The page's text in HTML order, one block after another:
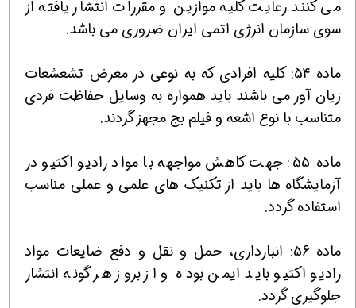
می كنند رعایت كلیه موازین و مقررات انتشار یافته از
سوی سازمان انرژی اتمی ایران ضروری می باشد.
ماده 54: كلیه افرادی كه به نوعی در معرض تشعشعات
زیان آور می باشند باید همواره به وسایل حفاظت فردی
متناسب با نوع اشعه و فیلم بج مجهز گردند.
ماده 55: جهت كاهش مواجهه با مواد رادیو اكتیو در
آزمایشگاه ها باید از تكنیك های علمی و عملی مناسب
استفاده گردد.
ماده 56: انبارداری، حمل و نقل و دفع ضایعات مواد
رادیو اكتیو باید ایمن بوده و از بروز هر گونه انتشار
جلوگیری گردد.